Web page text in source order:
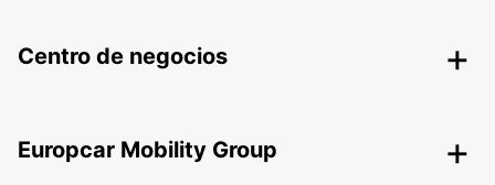
Centro de negocios
Europcar Mobility Group